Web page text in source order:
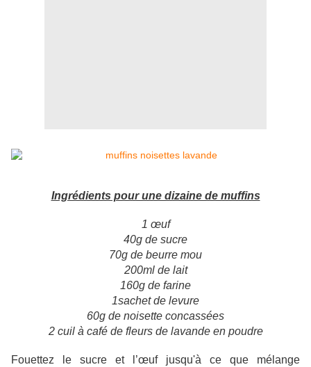
Ingrédients pour une dizaine de muffins
1 œuf
40g de sucre
70g de beurre mou
200ml de lait
160g de farine
1sachet de levure
60g de noisette concassées
2 cuil à café de fleurs de lavande en poudre
Fouettez le sucre et l’œuf jusqu'à ce que mélange